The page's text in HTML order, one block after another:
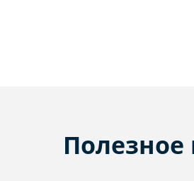
Полезное